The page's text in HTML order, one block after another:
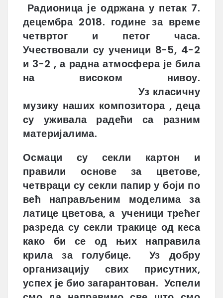
Радионица је одржана у петак 7.
децембра 2018. године за време
четвртог и петог часа.
Учествовали су ученици 8-5, 4-2
и 3-2 , а радна атмосфера је била
на високом нивоу.
Уз класичну
музику наших композитора , деца
су уживала радећи са разним
материјалима.
Осмаци су секли картон и
правили основе за цветове,
четвраци су секли папир у боји по
већ направљеним моделима за
латице цветова, а ученици трећег
разреда су секли тракице од кеса
како би се од њих направила
крила за голубице. Уз добру
организацију свих присутних,
успех је био загарантован. Успели